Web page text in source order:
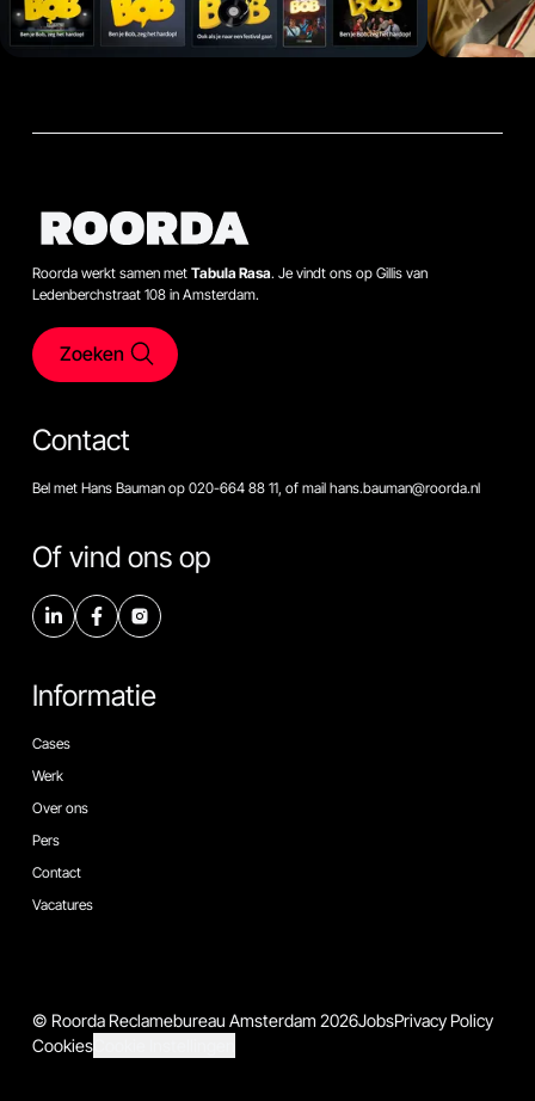
Roorda werkt samen met Tabula Rasa. Je vindt ons op Gillis van
Ledenberchstraat 108 in Amsterdam.
Zoeken
Contact
Bel met Hans Bauman op 020-664 88 11, of mail hans.bauman@roorda.nl
Of vind ons op
Informatie
Cases
Werk
Over ons
Pers
Contact
Vacatures
© Roorda Reclamebureau Amsterdam 2026JobsPrivacy Policy
Cookies